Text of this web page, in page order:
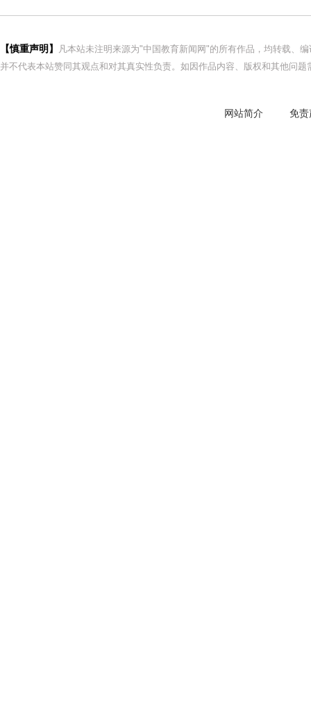
【慎重声明】
凡本站未注明来源为"中国教育新闻网"的所有作品，均转载、
并不代表本站赞同其观点和对其真实性负责。如因作品内容、版权和其他问
网站简介 免责